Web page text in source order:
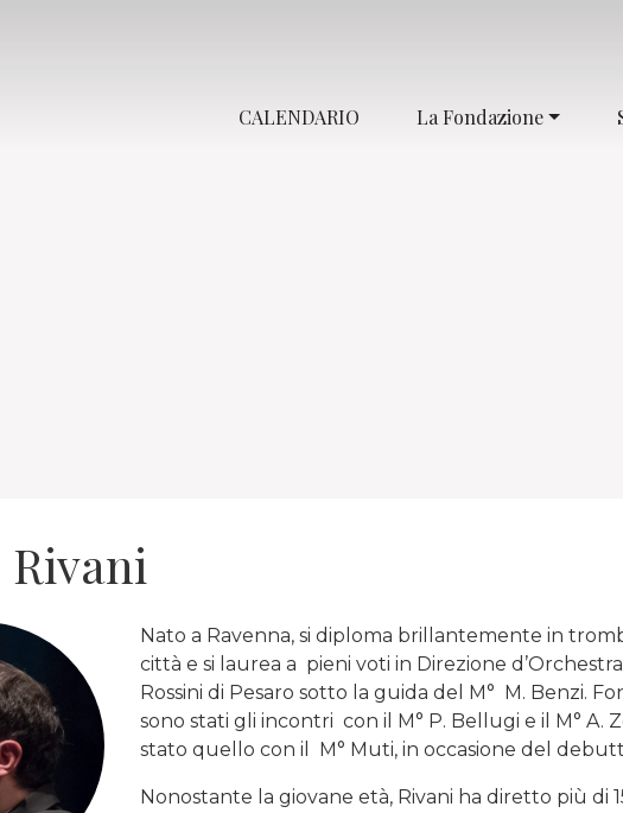
CALENDARIO La Fondazione
Rivani
Nato a Ravenna, si diploma brillantemente in
città e si laurea a pieni voti in Direzione
Rossini di Pesaro sotto la guida del M° M. Benzi.
sono stati gli incontri con il M° P. Bellugi e il M° A.
stato quello con il M° Muti, in occasione del
Nonostante la giovane età, Rivani ha diretto più di